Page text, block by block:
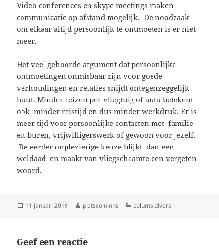
Video conferences en skype meetings maken
communicatie op afstand mogelijk. De noodzaak
om elkaar altijd persoonlijk te ontmoeten is er niet
meer.
Het veel gehoorde argument dat persoonlijke
ontmoetingen onmisbaar zijn voor goede
verhoudingen en relaties snijdt ontegenzeggelijk
hout. Minder reizen per vliegtuig of auto betekent
ook minder reistijd en dus minder werkdruk. Er is
meer tijd voor persoonlijke contacten met familie
en buren, vrijwilligerswerk of gewoon voor jezelf.
De eerder onplezierige keuze blijkt dan een
weldaad en maakt van vliegschaamte een vergeten
woord.
Geplaatst
11 januari 2019 Auteur
pietscolumns Categorieën
colums divers
Geef een reactie